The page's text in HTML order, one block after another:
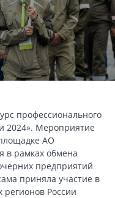
профессионального
2024». Мероприятие
АО
в рамках обмена
предприятий
приняла участие в
регионов России